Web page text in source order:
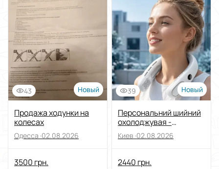
43 Новый
Продажа ходунки на
колесах
Одесса ·02.08.2026
3500 грн.
39 Новый
Персональний шийний
охолоджувая -
Забудьте про спеку в
місті
Киев ·02.08.2026
2440 грн.